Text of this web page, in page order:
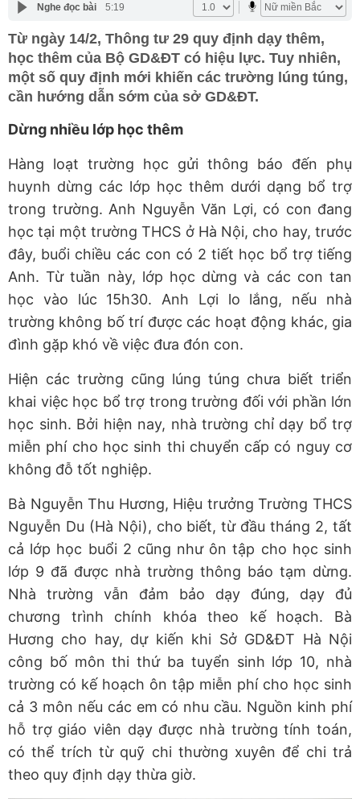
Nghe đọc bài 5:19
Từ ngày 14/2, Thông tư 29 quy định dạy thêm,
học thêm của Bộ GD&ĐT có hiệu lực. Tuy nhiên,
một số quy định mới khiến các trường lúng túng,
cần hướng dẫn sớm của sở GD&ĐT.
Dừng nhiều lớp học thêm
Hàng loạt trường học gửi thông báo đến phụ
huynh dừng các lớp học thêm dưới dạng bổ trợ
trong trường. Anh Nguyễn Văn Lợi, có con đang
học tại một trường THCS ở Hà Nội, cho hay, trước
đây, buổi chiều các con có 2 tiết học bổ trợ tiếng
Anh. Từ tuần này, lớp học dừng và các con tan
học vào lúc 15h30. Anh Lợi lo lắng, nếu nhà
trường không bố trí được các hoạt động khác, gia
đình gặp khó về việc đưa đón con.
Hiện các trường cũng lúng túng chưa biết triển
khai việc học bổ trợ trong trường đối với phần lớn
học sinh. Bởi hiện nay, nhà trường chỉ dạy bổ trợ
miễn phí cho học sinh thi chuyển cấp có nguy cơ
không đỗ tốt nghiệp.
Bà Nguyễn Thu Hương, Hiệu trưởng Trường THCS
Nguyễn Du (Hà Nội), cho biết, từ đầu tháng 2, tất
cả lớp học buổi 2 cũng như ôn tập cho học sinh
lớp 9 đã được nhà trường thông báo tạm dừng.
Nhà trường vẫn đảm bảo dạy đúng, dạy đủ
chương trình chính khóa theo kế hoạch. Bà
Hương cho hay, dự kiến khi Sở GD&ĐT Hà Nội
công bố môn thi thứ ba tuyển sinh lớp 10, nhà
trường có kế hoạch ôn tập miễn phí cho học sinh
cả 3 môn nếu các em có nhu cầu. Nguồn kinh phí
hỗ trợ giáo viên dạy được nhà trường tính toán,
có thể trích từ quỹ chi thường xuyên để chi trả
theo quy định dạy thừa giờ.